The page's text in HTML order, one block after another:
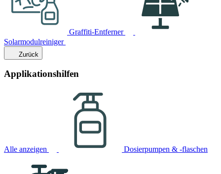
Graffiti-Entferner
Solarmodulreiniger
Zurück
Applikationshilfen
Alle anzeigen Dosierpumpen & -flaschen